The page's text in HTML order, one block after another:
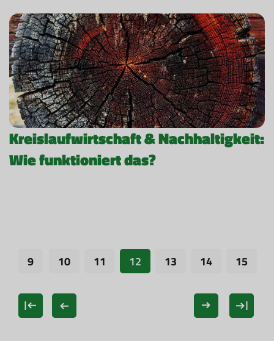
Kreislaufwirtschaft & Nachhaltigkeit:
Wie funktioniert das?
9 10 11 12 13 14 15